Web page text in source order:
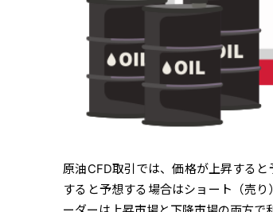
原油CFD取引では、価格が上昇する
すると予想する場合はショート（売